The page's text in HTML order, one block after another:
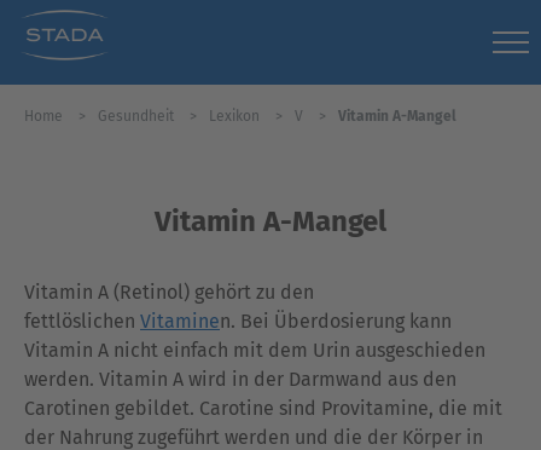
Home Gesundheit Lexikon V Vitamin A-Mangel
Vitamin A-Mangel
Vitamin A (Retinol) gehört zu den
fettlöslichen Vitaminen. Bei Überdosierung kann
Vitamin A nicht einfach mit dem Urin ausgeschieden
werden. Vitamin A wird in der Darmwand aus den
Carotinen gebildet. Carotine sind Provitamine, die mit
der Nahrung zugeführt werden und die der Körper in